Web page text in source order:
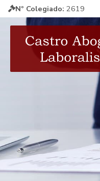
Nº Colegiado: 2619